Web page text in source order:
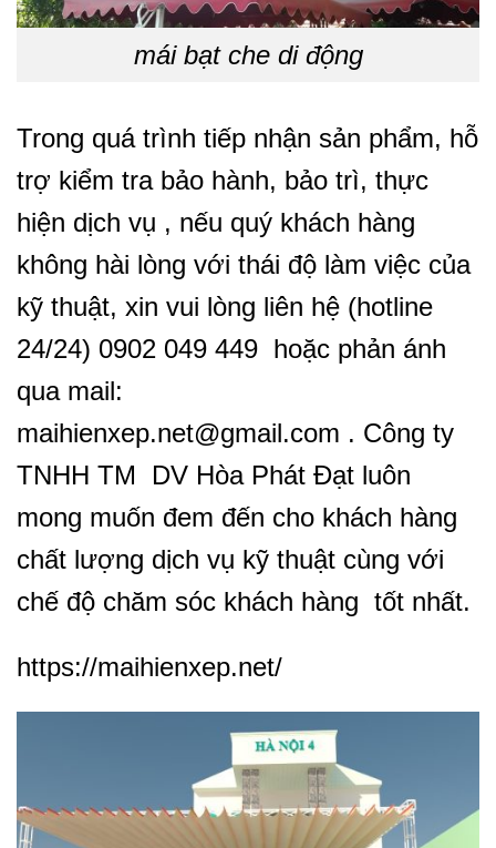
mái bạt che di động
Trong quá trình tiếp nhận sản phẩm, hỗ
trợ kiểm tra bảo hành, bảo trì, thực
hiện dịch vụ , nếu quý khách hàng
không hài lòng với thái độ làm việc của
kỹ thuật, xin vui lòng liên hệ (hotline
24/24) 0902 049 449 hoặc phản ánh
qua mail:
maihienxep.net@gmail.com . Công ty
TNHH TM DV Hòa Phát Đạt luôn
mong muốn đem đến cho khách hàng
chất lượng dịch vụ kỹ thuật cùng với
chế độ chăm sóc khách hàng tốt nhất.
https://maihienxep.net/